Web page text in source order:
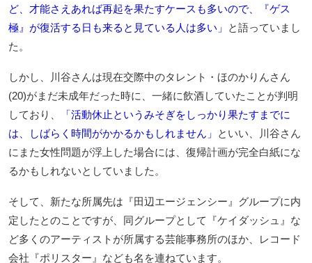
ど、才能さえあれば再起を果たすケースも多いので、『ゲス
極』が復活する日も来ると見ている人は多い」
と語っていまし
た。
しかし、川谷さんは現在交際中のタレント・ほのかりんさん
(20)がまだ未成年だった時に、一緒に飲酒していたことが判明
しており、
「活動休止というみそぎをしっかり果たすまでに
は、しばらく時間がかかるかもしれません」
といい、川谷さん
にまた女性問題が浮上した場合には、復帰計画が完全白紙にな
るかもしれないとしていました。
そして、新たな所属先は『田辺エージェンシー』グループに内
定したとのことですが、同グループとして『ケイダッシュ』な
ど多くのアーティストが所属する芸能事務所のほか、レコード
会社『ポリスター』なども名を連ねています。